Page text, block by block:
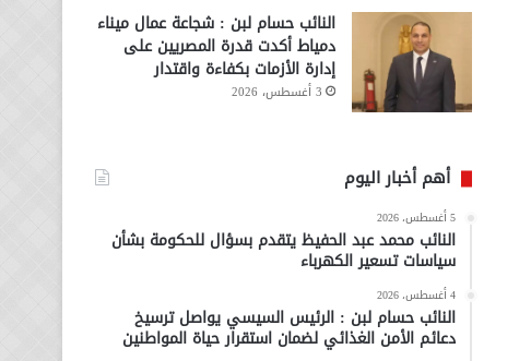
النائب حسام لبن : شجاعة عمال ميناء
دمياط أكدت قدرة المصريين على
إدارة الأزمات بكفاءة واقتدار
3 أغسطس، 2026
أهم أخبار اليوم
5 أغسطس، 2026
النائب محمد عبد الحفيظ يتقدم بسؤال للحكومة بشأن
سياسات تسعير الكهرباء
4 أغسطس، 2026
النائب حسام لبن : الرئيس السيسي يواصل ترسيخ
دعائم الأمن الغذائي لضمان استقرار حياة المواطنين